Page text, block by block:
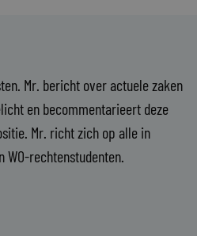
Mr. bericht over actuele zaken
en becommentarieert deze
Mr. richt zich op alle in
rechtenstudenten.